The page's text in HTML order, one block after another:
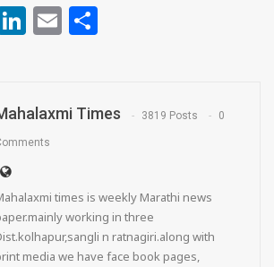
LinkedIn
Email
Times 3819 Posts 0
times is weekly Marathi news
working in three
n ratnagiri.along with
media we have face book pages,